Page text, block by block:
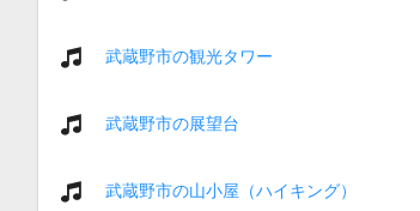
武蔵野市の観光タワー
武蔵野市の展望台
武蔵野市の山小屋（ハイキング）